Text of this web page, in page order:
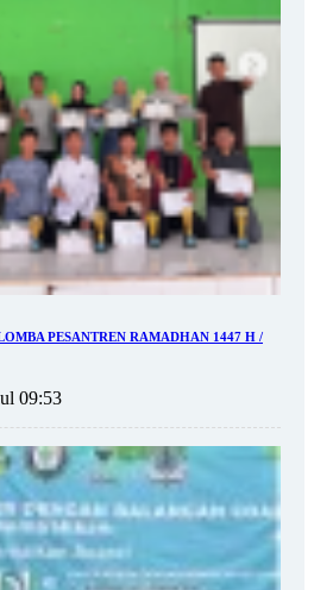
PESANTREN RAMADHAN 1447 H /
09:53